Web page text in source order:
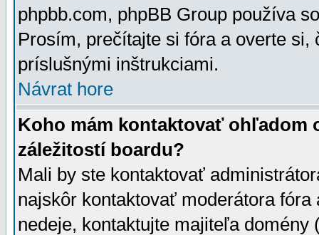
phpbb.com, phpBB Group používa
Prosím, prečítajte si fóra a overte
príslušnými inštrukciami.
Návrat hore
Koho mám kontaktovať ohľadom
záležitostí boardu?
Mali by ste kontaktovať
najskôr kontaktovať moderátora
nedeje, kontaktujte majiteľa